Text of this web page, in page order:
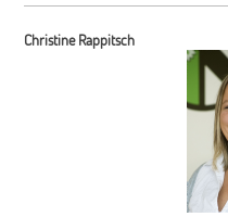
Christine Rappitsch